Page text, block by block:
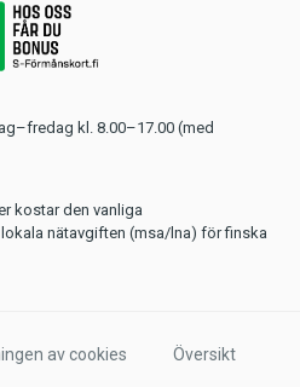
kl. 8.00–17.00 (med
kostar den vanliga
nätavgiften (msa/lna) för finska
av cookies Översikt